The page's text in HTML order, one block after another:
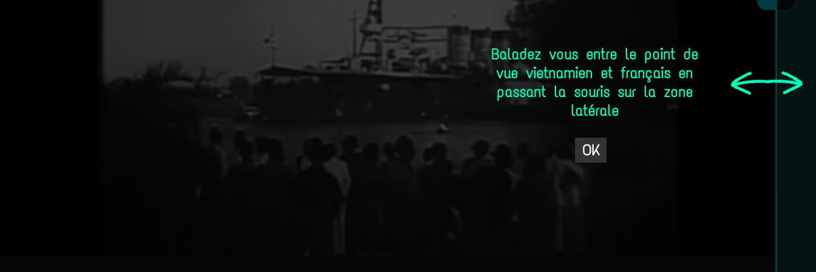
OK
Baladez vous entre le point de
vue vietnamien et français en
passant la souris sur la zone
latérale
Play
Video